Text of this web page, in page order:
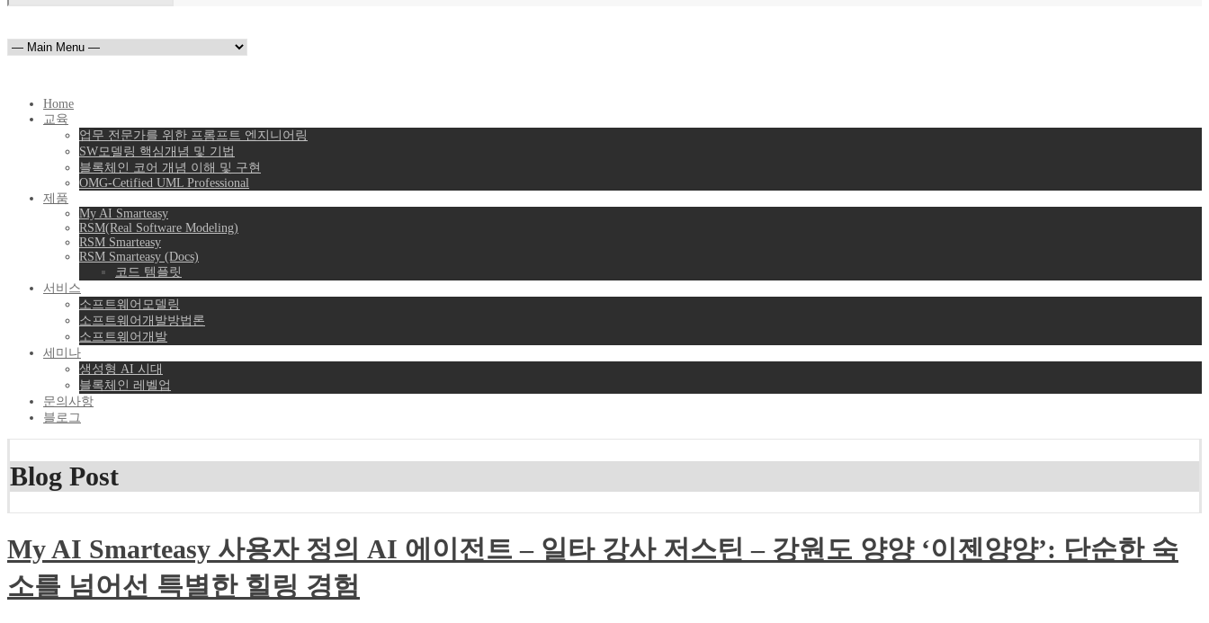
Home
교육
업무 전문가를 위한 프롬프트 엔지니어링
SW모델링 핵심개념 및 기법
블록체인 코어 개념 이해 및 구현
OMG-Cetified UML Professional
제품
My AI Smarteasy
RSM(Real Software Modeling)
RSM Smarteasy
RSM Smarteasy (Docs)
코드 템플릿
서비스
소프트웨어모델링
소프트웨어개발방법론
소프트웨어개발
세미나
생성형 AI 시대
블록체인 레벨업
문의사항
블로그
Blog Post
My AI Smarteasy 사용자 정의 AI 에이전트 – 일타 강사 저스틴 – 강원도 양양 ‘이젠양양’: 단순한 숙
소를 넘어선 특별한 힐링 경험